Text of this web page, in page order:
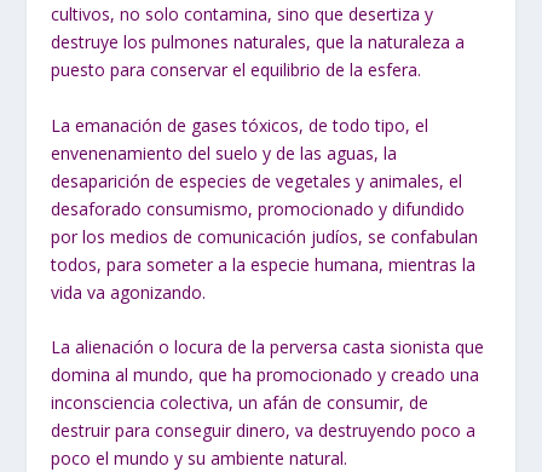
cultivos, no solo contamina, sino que desertiza y
destruye los pulmones naturales, que la naturaleza a
puesto para conservar el equilibrio de la esfera.
La emanación de gases tóxicos, de todo tipo, el
envenenamiento del suelo y de las aguas, la
desaparición de especies de vegetales y animales, el
desaforado consumismo, promocionado y difundido
por los medios de comunicación judíos, se confabulan
todos, para someter a la especie humana, mientras la
vida va agonizando.
La alienación o locura de la perversa casta sionista que
domina al mundo, que ha promocionado y creado una
inconsciencia colectiva, un afán de consumir, de
destruir para conseguir dinero, va destruyendo poco a
poco el mundo y su ambiente natural.